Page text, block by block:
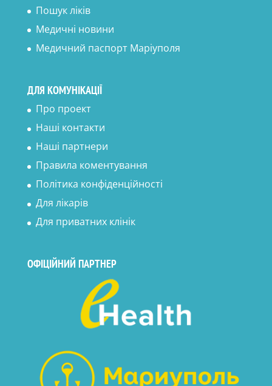
Пошук ліків
Медичні новини
Медичний паспорт Маріуполя
ДЛЯ КОМУНІКАЦІЇ
Про проект
Наші контакти
Наші партнери
Правила коментування
Політика конфіденційності
Для лікарів
Для приватних клінік
ОФІЦІЙНИЙ ПАРТНЕР